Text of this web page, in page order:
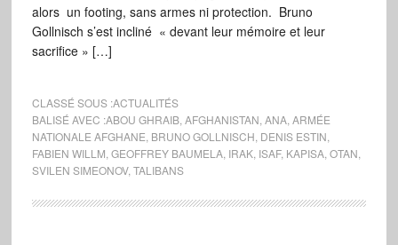
alors un footing, sans armes ni protection. Bruno
Gollnisch s’est incliné « devant leur mémoire et leur
sacrifice » […]
CLASSÉ SOUS :ACTUALITÉS
BALISÉ AVEC :ABOU GHRAIB, AFGHANISTAN ANA, ARMÉE
NATIONALE AFGHANE BRUNO GOLLNISCH DENIS ESTIN
FABIEN WILLM GEOFFREY BAUMELA, IRAK, ISAF, KAPISA, OTAN
SVILEN SIMEONOV, TALIBANS